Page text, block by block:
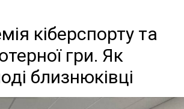
кіберспорту та
гри. Як
близнюківці